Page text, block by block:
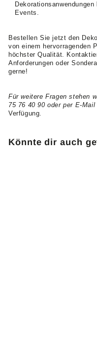
Events.
Bestellen Sie jetzt den
von einem hervorragenden
höchster Qualität.
Anforderungen oder
gerne!
Für weitere Fragen stehen
75 76 40 90 oder per E-
Verfügung.
Könnte dir auch